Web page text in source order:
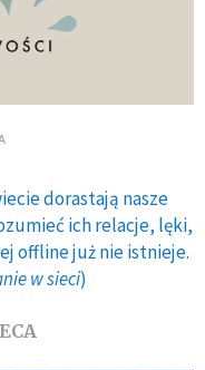
dorastają nasze
ich relacje, lęki,
offline już nie istnieje.
w sieci)